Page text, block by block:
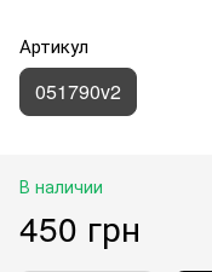
Артикул
051790v2
В наличии
450 грн